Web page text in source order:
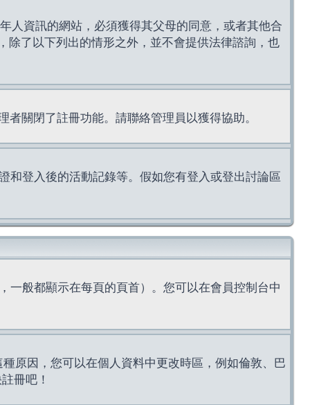
人資訊的網站，必須獲得其父母的同意，或者其他合
除了以下列出的情形之外，並不會提供法律諮詢，也
關閉了註冊功能。請聯絡管理員以獲得協助。
和登入後的活動記錄等。假如您有登入或登出討論區
一般都顯示在每頁的頁首）。您可以在會員控制台中
原因，您可以在個人資料中更改時區，例如倫敦、巴
冊吧！